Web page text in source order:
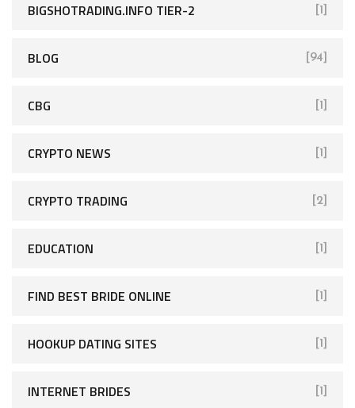
BIGSHOTRADING.INFO TIER-2 [1]
BLOG [94]
CBG [1]
CRYPTO NEWS [1]
CRYPTO TRADING [2]
EDUCATION [1]
FIND BEST BRIDE ONLINE [1]
HOOKUP DATING SITES [1]
INTERNET BRIDES [1]